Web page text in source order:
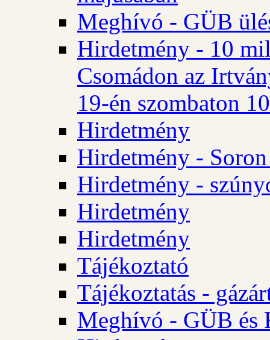
Meghívó - GÜB
Hirdetmény - 10
Csomádon az
19-én szombaton
Hirdetmény
Hirdetmény -
Hirdetmény -
Hirdetmény
Hirdetmény
Tájékoztató
Tájékoztatás -
Meghívó - GÜB és